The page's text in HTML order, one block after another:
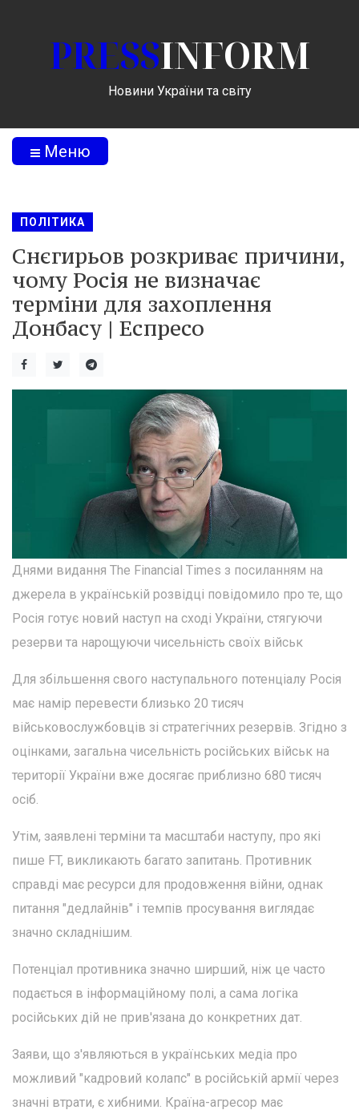
PRESSINFORM
Новини України та світу
Меню
ПОЛІТИКА
Снєгирьов розкриває причини,
чому Росія не визначає
терміни для захоплення
Донбасу | Еспресо
Днями видання The Financial Times з посиланням на
джерела в українській розвідці повідомило про те, що
Росія готує новий наступ на сході України, стягуючи
резерви та нарощуючи чисельність своїх військ
Для збільшення свого наступального потенціалу Росія
має намір перевести близько 20 тисяч
військовослужбовців зі стратегічних резервів. Згідно з
оцінками, загальна чисельність російських військ на
території України вже досягає приблизно 680 тисяч
осіб.
Утім, заявлені терміни та масштаби наступу, про які
пише FT, викликають багато запитань. Противник
справді має ресурси для продовження війни, однак
питання "дедлайнів" і темпів просування виглядає
значно складнішим.
Потенціал противника значно ширший, ніж це часто
подається в інформаційному полі, а сама логіка
російських дій не прив'язана до конкретних дат.
Заяви, що з'являються в українських медіа про
можливий "кадровий колапс" в російській армії через
значні втрати, є хибними. Країна-агресор має